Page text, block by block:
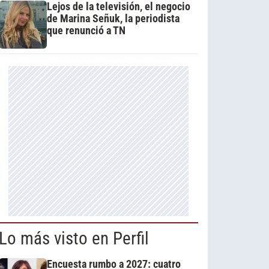
Lejos de la televisión, el negocio
de Marina Señuk, la periodista
que renunció a TN
más visto en Perfil
Encuesta rumbo a 2027: cuatro